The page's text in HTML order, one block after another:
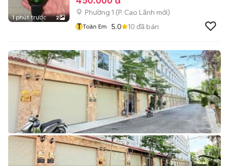
1 phút trước 2
Phường 1 (P. Cao Lãnh mới)
T Toàn Em 5.0 10 đã bán